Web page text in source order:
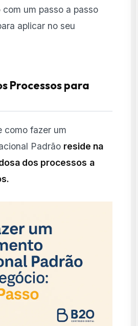
com um passo a passo
aplicar no seu
Processos para
como fazer um
Padrão reside na
dos processos a